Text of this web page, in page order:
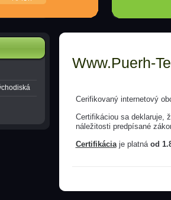
Www.puerh-
Cerifikovaný internetový
Certifikáciou sa deklaruje,
náležitosti predpísané
Certifikáciaje platná od